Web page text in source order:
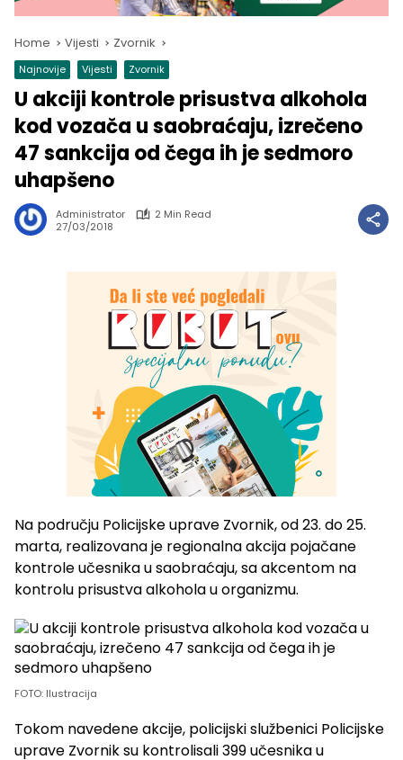
Home Vijesti Zvornik
Najnovije Vijesti Zvornik
U akciji kontrole prisustva alkohola
kod vozača u saobraćaju, izrečeno
47 sankcija od čega ih je sedmoro
uhapšeno
Administrator
2 Min Read
27/03/2018
Na području Policijske uprave Zvornik, od 23. do 25.
marta, realizovana je regionalna akcija pojačane
kontrole učesnika u saobraćaju, sa akcentom na
kontrolu prisustva alkohola u organizmu.
FOTO: Ilustracija
Tokom navedene akcije, policijski službenici Policijske
uprave Zvornik su kontrolisali 399 učesnika u